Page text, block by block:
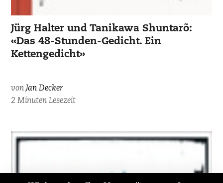
Jürg Halter und Tanikawa Shuntarõ:
«Das 48-Stunden-Gedicht. Ein
Kettengedicht»
vonJan Decker
2 Minuten Lesezeit